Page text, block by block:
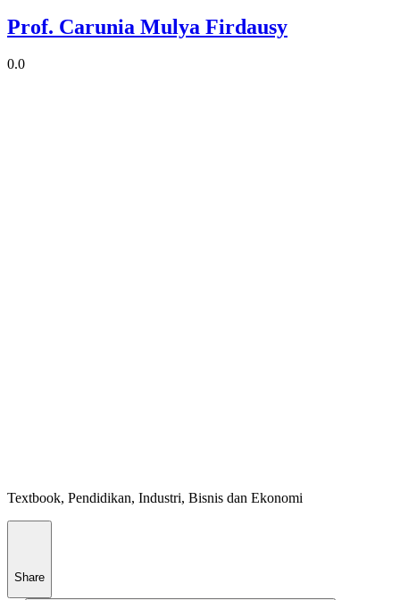
Prof. Carunia Mulya Firdausy
0.0
Textbook, Pendidikan, Industri, Bisnis dan Ekonomi
Share